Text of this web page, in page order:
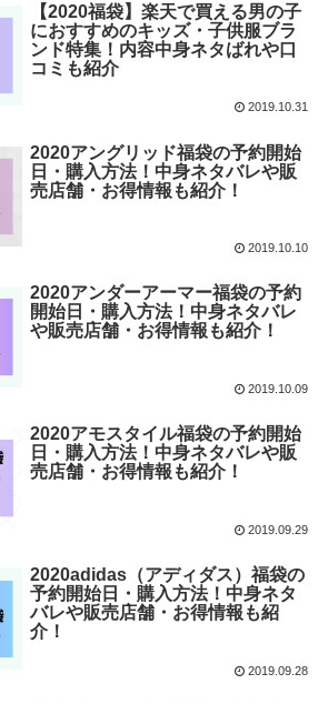
【2020福袋】楽天で買える男の子
におすすめのキッズ・子供服ブラ
ンド特集！内容中身ネタばれや口
コミも紹介
2019.10.31
2020アングリッド福袋の予約開始
日・購入方法！中身ネタバレや販
売店舗・お得情報も紹介！
2019.10.10
2020アンダーアーマー福袋の予約
開始日・購入方法！中身ネタバレ
や販売店舗・お得情報も紹介！
2019.10.09
2020アモスタイル福袋の予約開始
日・購入方法！中身ネタバレや販
売店舗・お得情報も紹介！
2019.09.29
2020adidas（アディダス）福袋の
予約開始日・購入方法！中身ネタ
バレや販売店舗・お得情報も紹
介！
2019.09.28